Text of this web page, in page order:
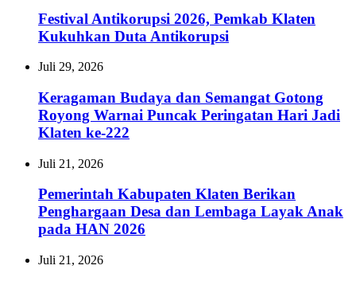
Festival Antikorupsi 2026, Pemkab Klaten
Kukuhkan Duta Antikorupsi
Juli 29, 2026
Keragaman Budaya dan Semangat Gotong
Royong Warnai Puncak Peringatan Hari Jadi
Klaten ke-222
Juli 21, 2026
Pemerintah Kabupaten Klaten Berikan
Penghargaan Desa dan Lembaga Layak Anak
pada HAN 2026
Juli 21, 2026